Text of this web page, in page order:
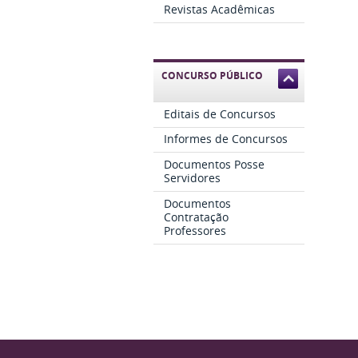
Revistas Acadêmicas
CONCURSO PÚBLICO
Editais de Concursos
Informes de Concursos
Documentos Posse
Servidores
Documentos
Contratação
Professores